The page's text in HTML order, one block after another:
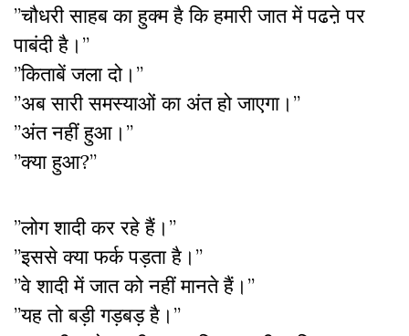
”चौधरी साहब का हुक्म है कि हमारी जात में पढऩे पर
पाबंदी है।”
”किताबें जला दो।”
”अब सारी समस्याओं का अंत हो जाएगा।”
”अंत नहीं हुआ।”
”क्या हुआ?”
”लोग शादी कर रहे हैं।”
”इससे क्या फर्क पड़ता है।”
”वे शादी में जात को नहीं मानते हैं।”
”यह तो बड़ी गड़बड़ है।”